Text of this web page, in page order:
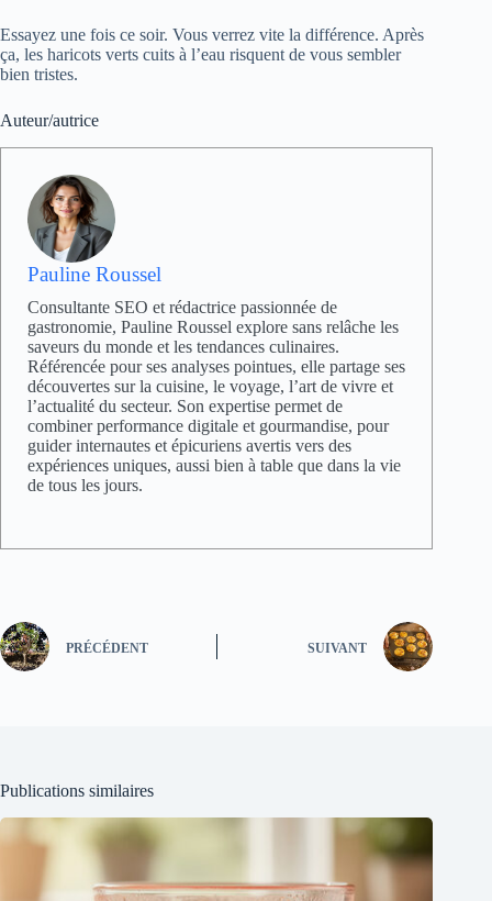
Essayez une fois ce soir. Vous verrez vite la différence. Après
ça, les haricots verts cuits à l’eau risquent de vous sembler
bien tristes.
Auteur/autrice
Pauline Roussel
Consultante SEO et rédactrice passionnée de
gastronomie, Pauline Roussel explore sans relâche les
saveurs du monde et les tendances culinaires.
Référencée pour ses analyses pointues, elle partage ses
découvertes sur la cuisine, le voyage, l’art de vivre et
l’actualité du secteur. Son expertise permet de
combiner performance digitale et gourmandise, pour
guider internautes et épicuriens avertis vers des
expériences uniques, aussi bien à table que dans la vie
de tous les jours.
PRÉCÉDENT SUIVANT
Publications similaires